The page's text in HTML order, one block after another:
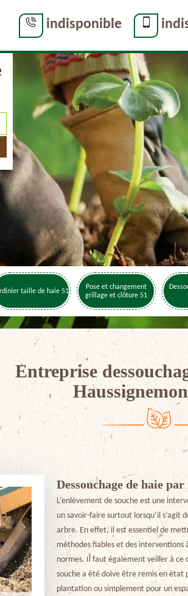
indisponible
taille de haie 51
Pose et changement
grillage et clôture 51
Entreprise
Dessouchage de haie par
L’enlèvement de souche est une
un savoir-faire surtout lorsqu’il s’agit
arbre. En effet, il est essentiel de
méthodes fiables et des interventions
normes. Il faut également veiller à ce
souche a été doive être remis en état
plantation ou simplement pour un